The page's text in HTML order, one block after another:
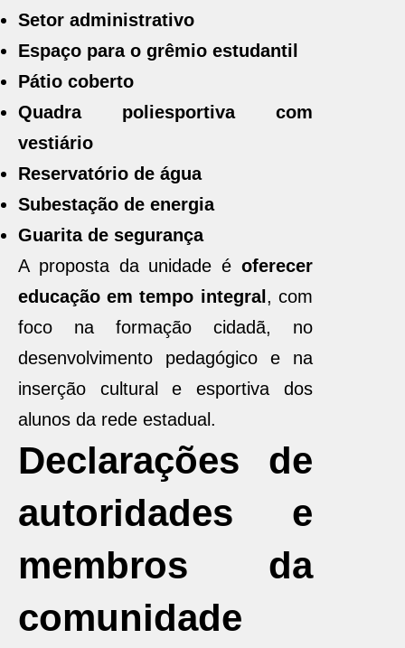
Setor administrativo
Espaço para o grêmio estudantil
Pátio coberto
Quadra poliesportiva com
vestiário
Reservatório de água
Subestação de energia
Guarita de segurança
A proposta da unidade é oferecer
educação em tempo integral , com
foco na formação cidadã, no
desenvolvimento pedagógico e na
inserção cultural e esportiva dos
alunos da rede estadual.
Declarações de
autoridades e
membros da
comunidade